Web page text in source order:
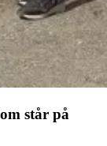
står på